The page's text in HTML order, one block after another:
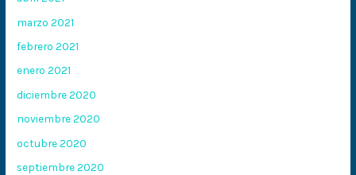
marzo 2021
febrero 2021
enero 2021
diciembre 2020
noviembre 2020
octubre 2020
septiembre 2020